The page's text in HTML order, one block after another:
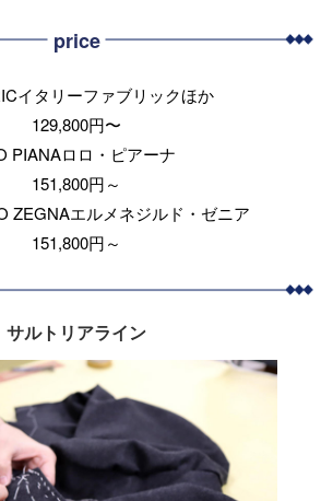
price
イタリーファブリックほか
129,800円〜
PIANAロロ・ピアーナ
151,800円～
ZEGNAエルメネジルド・ゼニア
151,800円～
サルトリアライン